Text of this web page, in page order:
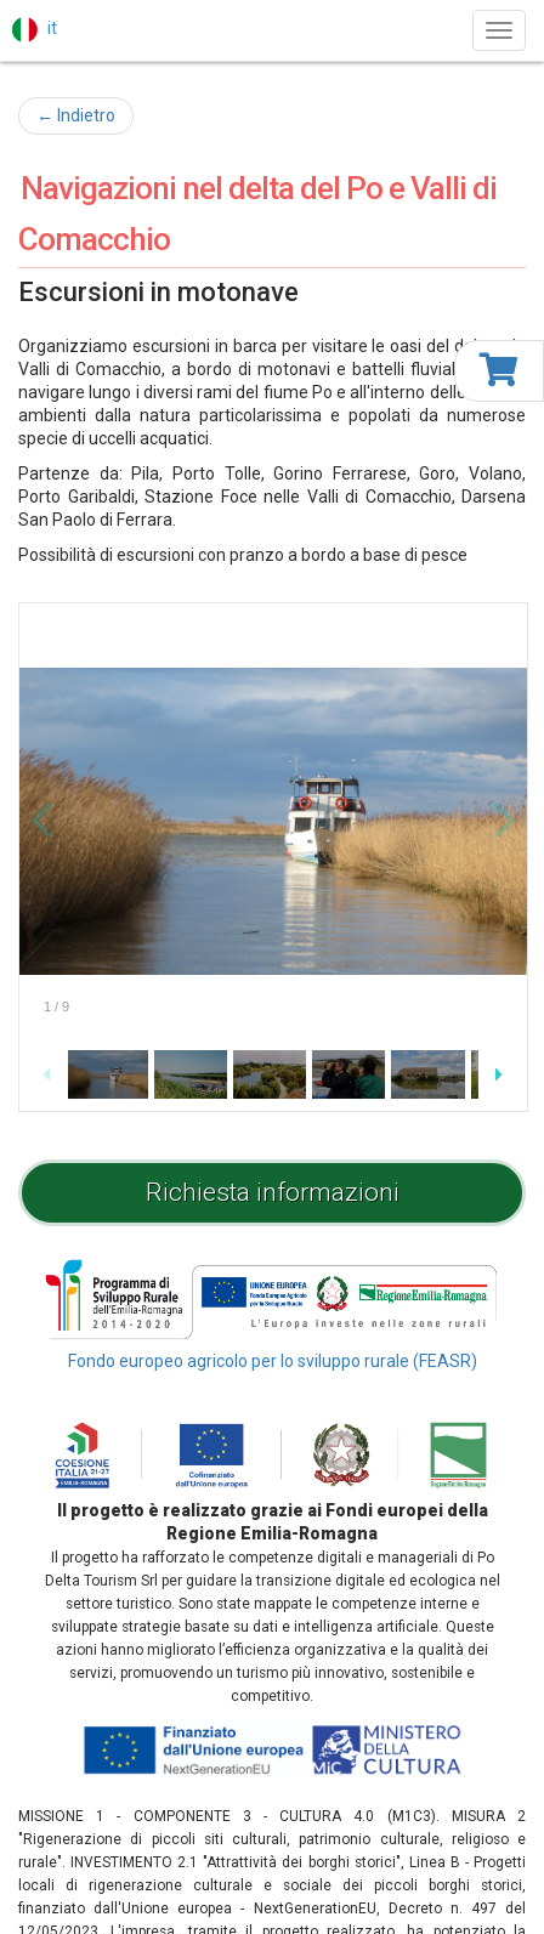
it
← Indietro
Navigazioni nel delta del Po e Valli di
Comacchio
Escursioni in motonave
Organizziamo escursioni in barca per visitare le oasi del delta o le
Valli di Comacchio, a bordo di motonavi e battelli fluviali adatti a
navigare lungo i diversi rami del fiume Po e all'interno delle lagune,
ambienti dalla natura particolarissima e popolati da numerose
specie di uccelli acquatici.
Partenze da: Pila, Porto Tolle, Gorino Ferrarese, Goro, Volano,
Porto Garibaldi, Stazione Foce nelle Valli di Comacchio, Darsena
San Paolo di Ferrara.
Possibilità di escursioni con pranzo a bordo a base di pesce
1 / 9
Richiesta informazioni
Fondo europeo agricolo per lo sviluppo rurale (FEASR)
Il progetto è realizzato grazie ai Fondi europei della
Regione Emilia-Romagna
Il progetto ha rafforzato le competenze digitali e manageriali di Po
Delta Tourism Srl per guidare la transizione digitale ed ecologica nel
settore turistico. Sono state mappate le competenze interne e
sviluppate strategie basate su dati e intelligenza artificiale. Queste
azioni hanno migliorato l’efficienza organizzativa e la qualità dei
servizi, promuovendo un turismo più innovativo, sostenibile e
competitivo.
MISSIONE 1 - COMPONENTE 3 - CULTURA 4.0 (M1C3). MISURA 2
"Rigenerazione di piccoli siti culturali, patrimonio culturale, religioso e
rurale". INVESTIMENTO 2.1 "Attrattività dei borghi storici", Linea B - Progetti
locali di rigenerazione culturale e sociale dei piccoli borghi storici,
finanziato dall'Unione europea - NextGenerationEU, Decreto n. 497 del